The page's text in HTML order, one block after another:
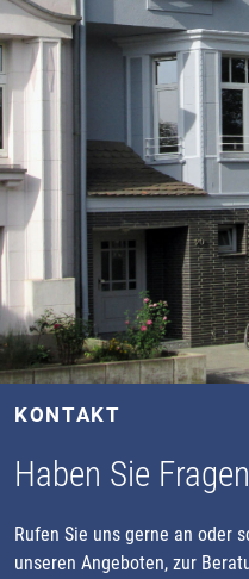
KONTAKT
Haben Sie
Rufen Sie uns gerne an oder
unseren Angeboten, zur